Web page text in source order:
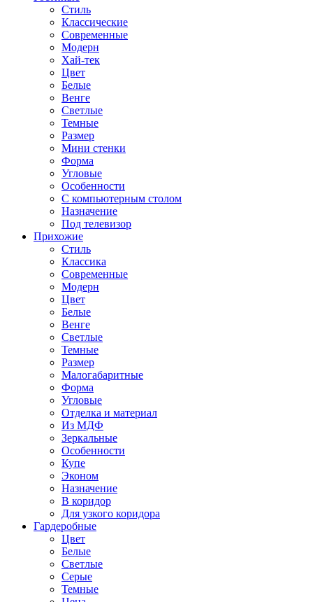
Стиль
Классические
Современные
Модерн
Хай-тек
Цвет
Белые
Венге
Светлые
Темные
Размер
Мини стенки
Форма
Угловые
Особенности
С компьютерным столом
Назначение
Под телевизор
Прихожие
Стиль
Классика
Современные
Модерн
Цвет
Белые
Венге
Светлые
Темные
Размер
Малогабаритные
Форма
Угловые
Отделка и материал
Из МДФ
Зеркальные
Особенности
Купе
Эконом
Назначение
В коридор
Для узкого коридора
Гардеробные
Цвет
Белые
Светлые
Серые
Темные